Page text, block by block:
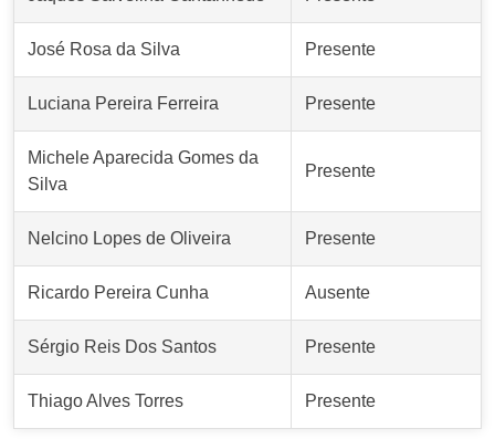
José Rosa da Silva Presente
Luciana Pereira Ferreira Presente
Michele Aparecida Gomes da
Silva
Presente
Nelcino Lopes de Oliveira Presente
Ricardo Pereira Cunha Ausente
Sérgio Reis Dos Santos Presente
Thiago Alves Torres Presente